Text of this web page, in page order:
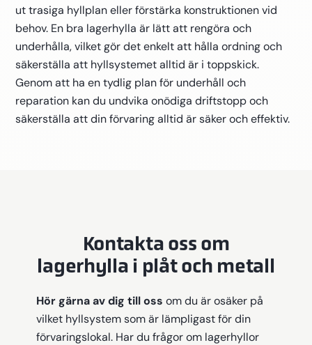
ut trasiga hyllplan eller förstärka konstruktionen vid
behov. En bra lagerhylla är lätt att rengöra och
underhålla, vilket gör det enkelt att hålla ordning och
säkerställa att hyllsystemet alltid är i toppskick.
Genom att ha en tydlig plan för underhåll och
reparation kan du undvika onödiga driftstopp och
säkerställa att din förvaring alltid är säker och effektiv.
Kontakta oss om
lagerhylla i plåt och metall
Hör gärna av dig till oss om du är osäker på
vilket hyllsystem som är lämpligast för din
förvaringslokal. Har du frågor om lagerhyllor